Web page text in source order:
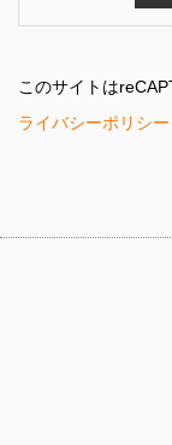
このサイトは
ライバシーポリシー